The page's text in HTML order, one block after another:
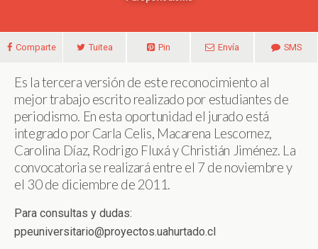
Comparte Tuitea Pin Envía SMS
Es la tercera versión de este reconocimiento al
mejor trabajo escrito realizado por estudiantes de
periodismo. En esta oportunidad el jurado está
integrado por Carla Celis, Macarena Lescornez,
Carolina Díaz, Rodrigo Fluxá y Christián Jiménez. La
convocatoria se realizará entre el 7 de noviembre y
el 30 de diciembre de 2011.
Para consultas y dudas:
ppeuniversitario@proyectos.uahurtado.cl